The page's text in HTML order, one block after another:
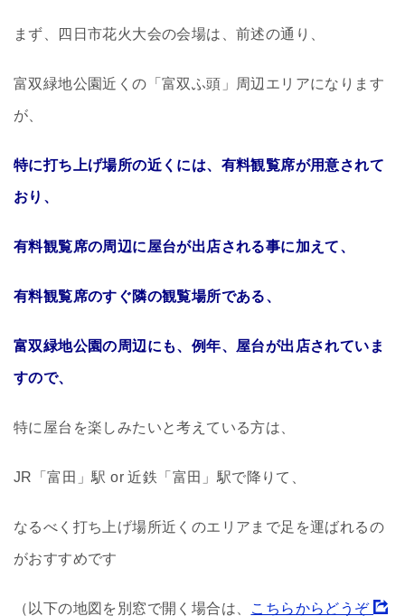
まず、四日市花火大会の会場は、前述の通り、
富双緑地公園近くの「富双ふ頭」周辺エリアになります
が、
特に打ち上げ場所の近くには、有料観覧席が用意されて
おり、
有料観覧席の周辺に屋台が出店される事に加えて、
有料観覧席のすぐ隣の観覧場所である、
富双緑地公園の周辺にも、例年、屋台が出店されていま
すので、
特に屋台を楽しみたいと考えている方は、
JR「富田」駅 or 近鉄「富田」駅で降りて、
なるべく打ち上げ場所近くのエリアまで足を運ばれるの
がおすすめです
（以下の地図を別窓で開く場合は、 こちらからどうぞ